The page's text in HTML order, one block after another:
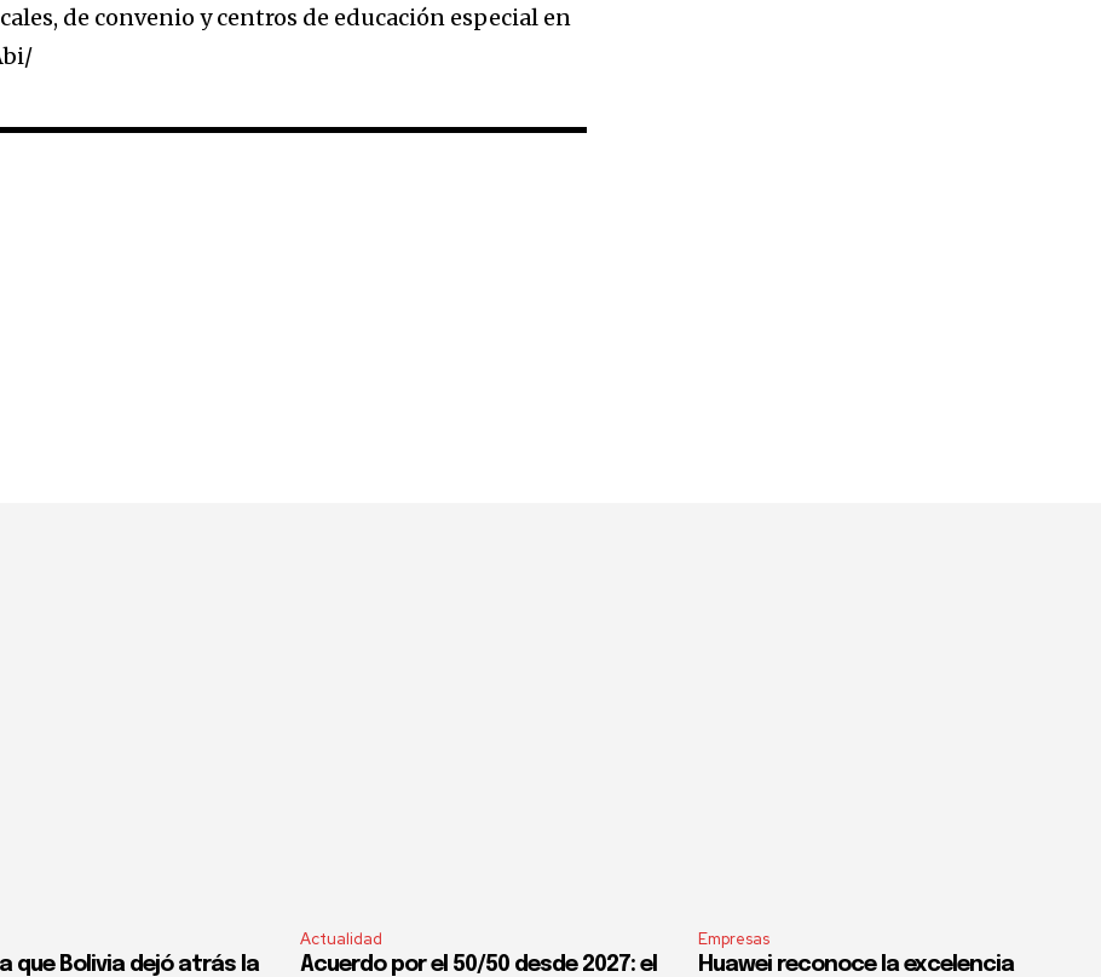
de convenio y centros de educación especial en
que Bolivia dejó atrás la
Actualidad
Acuerdo por el 50/50 desde 2027: el
Empresas
Huawei reconoce la excelencia